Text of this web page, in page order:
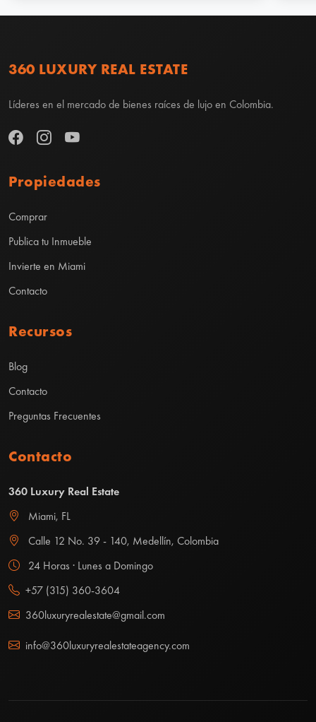
360 LUXURY REAL ESTATE
Líderes en el mercado de bienes raíces de lujo en Colombia.
Propiedades
Comprar
Publica tu Inmueble
Invierte en Miami
Contacto
Recursos
Blog
Contacto
Preguntas Frecuentes
Contacto
360 Luxury Real Estate
Miami, FL
Calle 12 No. 39 - 140, Medellín, Colombia
24 Horas · Lunes a Domingo
+57 (315) 360-3604
360luxuryrealestate@gmail.com
info@360luxuryrealestateagency.com